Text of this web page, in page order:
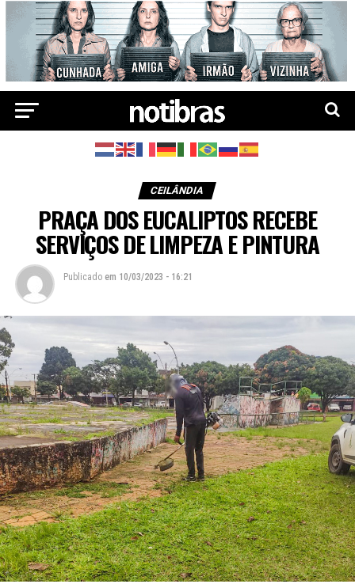
CEILÂNDIA
PRAÇA DOS EUCALIPTOS RECEBE
SERVIÇOS DE LIMPEZA E PINTURA
Publicado em 10/03/2023 - 16:21